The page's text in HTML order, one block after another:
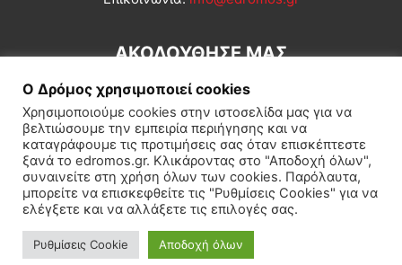
ΑΚΟΛΟΥΘΗΣΕ ΜΑΣ
Εγγραφή συνδρομητή Πολιτική Διεθνή Κοινωνία
Πολιτισμός Αφιερώματα
© Δρόμος της Αριστεράς
Ο Δρόμος χρησιμοποιεί cookies
Χρησιμοποιούμε cookies στην ιστοσελίδα μας για να
βελτιώσουμε την εμπειρία περιήγησης και να
καταγράφουμε τις προτιμήσεις σας όταν επισκέπτεστε
ξανά το edromos.gr. Κλικάροντας στο "Αποδοχή όλων",
συναινείτε στη χρήση όλων των cookies. Παρόλαυτα,
μπορείτε να επισκεφθείτε τις "Ρυθμίσεις Cookies" για να
ελέγξετε και να αλλάξετε τις επιλογές σας.
Ρυθμίσεις Cookie Αποδοχή όλων